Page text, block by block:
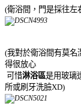
(衛浴間，門是採往左
(我對於衛浴間有莫名
得很放心
可惜淋浴區是用玻璃
所或刷牙洗臉XD)